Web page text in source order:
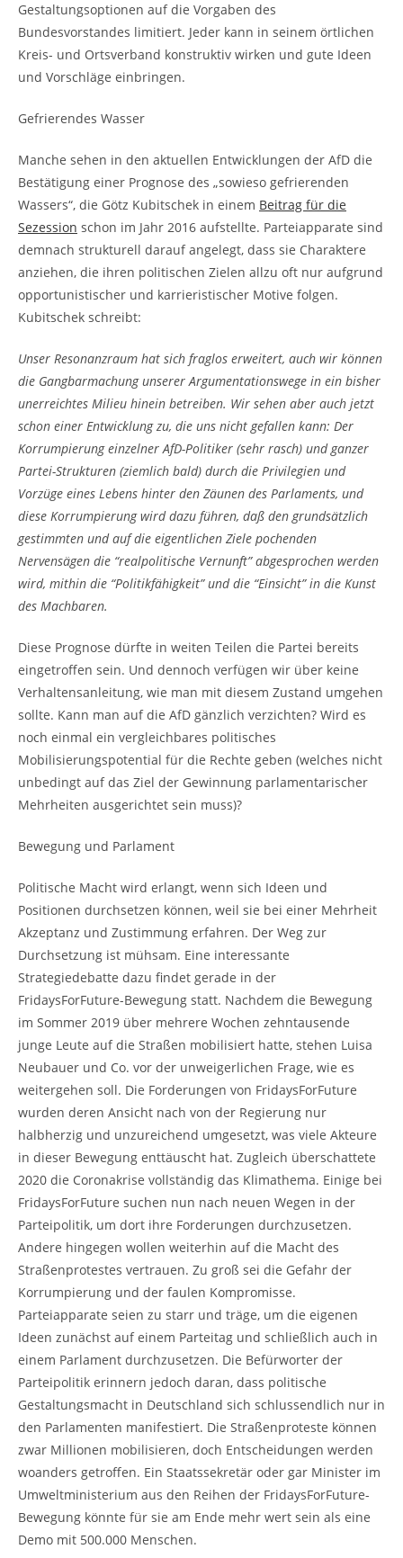
Gestaltungsoptionen auf die Vorgaben des
Bundesvorstandes limitiert. Jeder kann in seinem örtlichen
Kreis- und Ortsverband konstruktiv wirken und gute Ideen
und Vorschläge einbringen.
Gefrierendes Wasser
Manche sehen in den aktuellen Entwicklungen der AfD die
Bestätigung einer Prognose des „sowieso gefrierenden
Wassers“, die Götz Kubitschek in einem Beitrag für die
Sezession schon im Jahr 2016 aufstellte. Parteiapparate sind
demnach strukturell darauf angelegt, dass sie Charaktere
anziehen, die ihren politischen Zielen allzu oft nur aufgrund
opportunistischer und karrieristischer Motive folgen.
Kubitschek schreibt:
Unser Resonanzraum hat sich fraglos erweitert, auch wir können
die Gangbarmachung unserer Argumentationswege in ein bisher
unerreichtes Milieu hinein betreiben. Wir sehen aber auch jetzt
schon einer Entwicklung zu, die uns nicht gefallen kann: Der
Korrumpierung einzelner AfD-Politiker (sehr rasch) und ganzer
Partei-Strukturen (ziemlich bald) durch die Privilegien und
Vorzüge eines Lebens hinter den Zäunen des Parlaments, und
diese Korrumpierung wird dazu führen, daß den grundsätzlich
gestimmten und auf die eigentlichen Ziele pochenden
Nervensägen die “realpolitische Vernunft” abgesprochen werden
wird, mithin die “Politikfähigkeit” und die “Einsicht” in die Kunst
des Machbaren.
Diese Prognose dürfte in weiten Teilen die Partei bereits
eingetroffen sein. Und dennoch verfügen wir über keine
Verhaltensanleitung, wie man mit diesem Zustand umgehen
sollte. Kann man auf die AfD gänzlich verzichten? Wird es
noch einmal ein vergleichbares politisches
Mobilisierungspotential für die Rechte geben (welches nicht
unbedingt auf das Ziel der Gewinnung parlamentarischer
Mehrheiten ausgerichtet sein muss)?
Bewegung und Parlament
Politische Macht wird erlangt, wenn sich Ideen und
Positionen durchsetzen können, weil sie bei einer Mehrheit
Akzeptanz und Zustimmung erfahren. Der Weg zur
Durchsetzung ist mühsam. Eine interessante
Strategiedebatte dazu findet gerade in der
FridaysForFuture-Bewegung statt. Nachdem die Bewegung
im Sommer 2019 über mehrere Wochen zehntausende
junge Leute auf die Straßen mobilisiert hatte, stehen Luisa
Neubauer und Co. vor der unweigerlichen Frage, wie es
weitergehen soll. Die Forderungen von FridaysForFuture
wurden deren Ansicht nach von der Regierung nur
halbherzig und unzureichend umgesetzt, was viele Akteure
in dieser Bewegung enttäuscht hat. Zugleich überschattete
2020 die Coronakrise vollständig das Klimathema. Einige bei
FridaysForFuture suchen nun nach neuen Wegen in der
Parteipolitik, um dort ihre Forderungen durchzusetzen.
Andere hingegen wollen weiterhin auf die Macht des
Straßenprotestes vertrauen. Zu groß sei die Gefahr der
Korrumpierung und der faulen Kompromisse.
Parteiapparate seien zu starr und träge, um die eigenen
Ideen zunächst auf einem Parteitag und schließlich auch in
einem Parlament durchzusetzen. Die Befürworter der
Parteipolitik erinnern jedoch daran, dass politische
Gestaltungsmacht in Deutschland sich schlussendlich nur in
den Parlamenten manifestiert. Die Straßenproteste können
zwar Millionen mobilisieren, doch Entscheidungen werden
woanders getroffen. Ein Staatssekretär oder gar Minister im
Umweltministerium aus den Reihen der FridaysForFuture-
Bewegung könnte für sie am Ende mehr wert sein als eine
Demo mit 500.000 Menschen.